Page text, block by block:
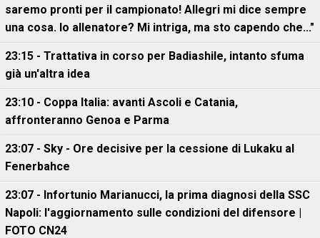
saremo pronti per il campionato! Allegri mi dice sempre
una cosa. Io allenatore? Mi intriga, ma sto capendo che..."
23:15 - Trattativa in corso per Badiashile, intanto sfuma
già un'altra idea
23:10 - Coppa Italia: avanti Ascoli e Catania,
affronteranno Genoa e Parma
23:07 - Sky - Ore decisive per la cessione di Lukaku al
Fenerbahce
23:07 - Infortunio Marianucci, la prima diagnosi della SSC
Napoli: l'aggiornamento sulle condizioni del difensore |
FOTO CN24